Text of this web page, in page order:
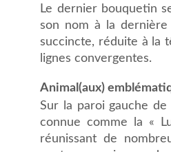
Le dernier bouquetin
son nom à la
succincte, réduite à la
lignes convergentes.
Animal(aux)
Sur la paroi gauche
connue comme la «
réunissant de